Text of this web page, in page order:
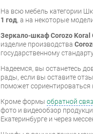
На всю мебель категории
1 год, а на некоторые
Зеркало-шкаф Corozo
изделие производства
государственному
Надеемся, вы останетесь
рады, если вы оставите
поможет
Кроме формы обратной
фото и видеообзор
Екатеринбурге и через